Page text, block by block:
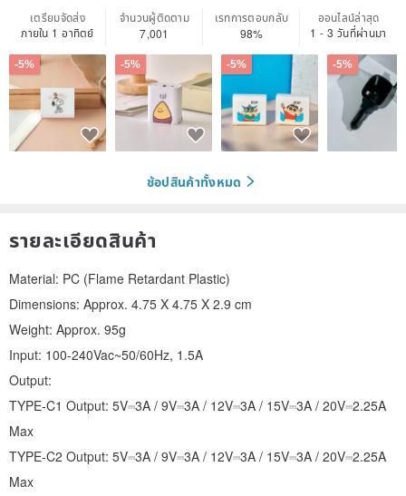
เตรียมจัดส่ง
ภายใน 1 อาทิตย์
จำนวนผู้ติดตาม
7,001
เรทการตอบกลับ
98%
ออนไลน์ล่าสุด
1 - 3 วันที่ผ่านมา
-5% -5% -5% -5%
ช้อปสินค้าทั้งหมด
รายละเอียดสินค้า
Material: PC (Flame Retardant Plastic)
Dimensions: Approx. 4.75 X 4.75 X 2.9 cm
Weight: Approx. 95g
Input: 100-240Vac~50/60Hz, 1.5A
Output:
TYPE-C1 Output: 5V⎓3A / 9V⎓3A / 12V⎓3A / 15V⎓3A / 20V⎓2.25A
Max
TYPE-C2 Output: 5V⎓3A / 9V⎓3A / 12V⎓3A / 15V⎓3A / 20V⎓2.25A
Max